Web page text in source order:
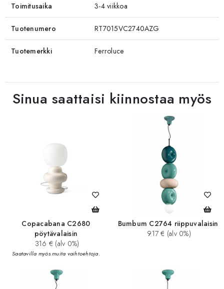
Toimitusaika 3-4 viikkoa
Tuotenumero RT7015VC2740AZG
Tuotemerkki Ferroluce
Sinua saattaisi kiinnostaa myös
Copacabana C2680
pöytävalaisin
316 € (alv 0%)
Saatavilla myös muita vaihtoehtoja.
Bumbum C2764 riippuvalaisin
917 € (alv 0%)